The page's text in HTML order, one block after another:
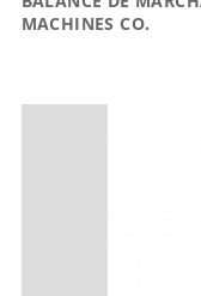
MACHINES CO.